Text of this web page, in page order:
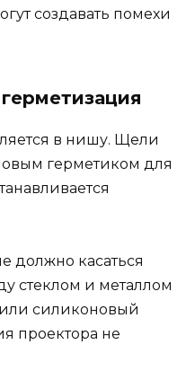
создавать помехи
в нишу. Щели
герметиком для
должно касаться
стеклом и металлом
силиконовый
проектора не